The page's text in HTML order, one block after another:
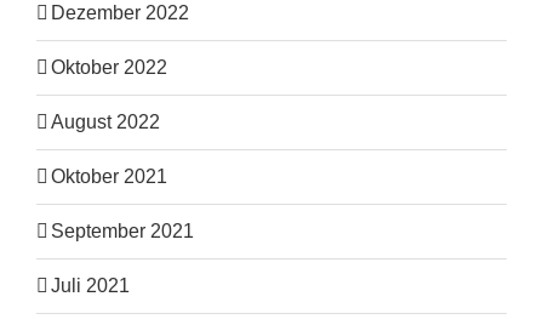
Dezember 2022
Oktober 2022
August 2022
Oktober 2021
September 2021
Juli 2021